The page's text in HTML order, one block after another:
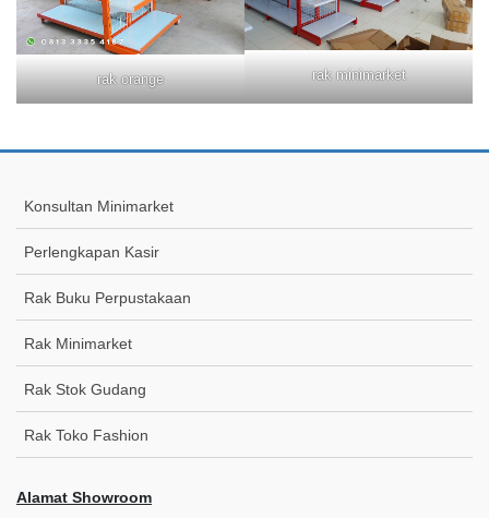
rak orange rak minimarket
Konsultan Minimarket
Perlengkapan Kasir
Rak Buku Perpustakaan
Rak Minimarket
Rak Stok Gudang
Rak Toko Fashion
Alamat Showroom